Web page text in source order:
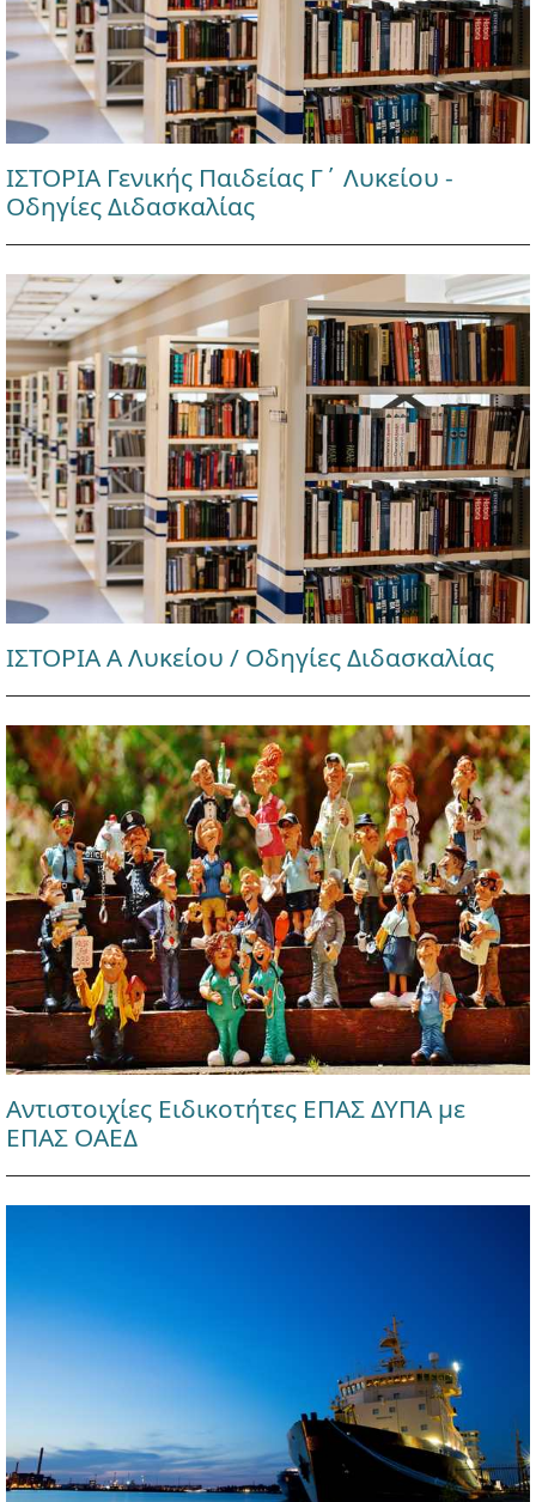
ΙΣΤΟΡΙΑ Γενικής Παιδείας Γ΄ Λυκείου -
Οδηγίες Διδασκαλίας
ΙΣΤΟΡΙΑ Α Λυκείου / Οδηγίες Διδασκαλίας
Αντιστοιχίες Ειδικοτήτες ΕΠΑΣ ΔΥΠΑ με
ΕΠΑΣ ΟΑΕΔ